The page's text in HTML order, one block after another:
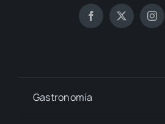
Gastronomía